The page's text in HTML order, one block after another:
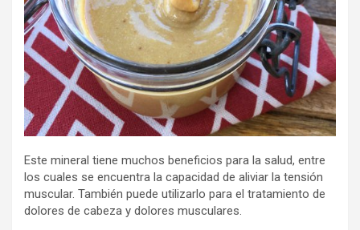
Este mineral tiene muchos beneficios para la salud, entre
los cuales se encuentra la capacidad de aliviar la tensión
muscular. También puede utilizarlo para el tratamiento de
dolores de cabeza y dolores musculares.